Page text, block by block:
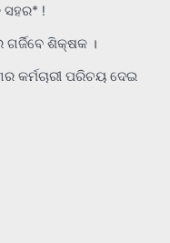
ସହର* !
ଗର୍ଜିବେ ଶିକ୍ଷକ ।
କର୍ମଚାରୀ ପରିଚୟ ଦେଇ